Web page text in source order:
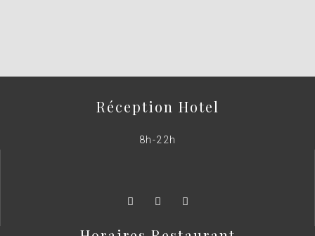
Réception Hotel
8h-22h